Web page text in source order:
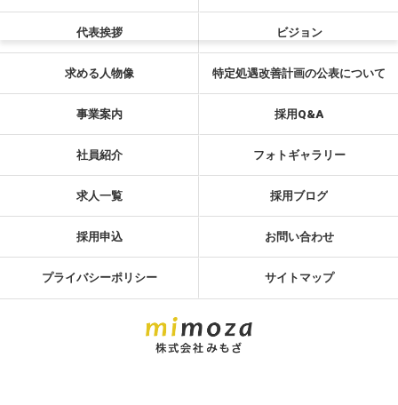
代表挨拶 ビジョン
求める人物像 特定処遇改善計画の公表について
事業案内 採用Q&A
社員紹介 フォトギャラリー
求人一覧 採用ブログ
採用申込 お問い合わせ
プライバシーポリシー サイトマップ